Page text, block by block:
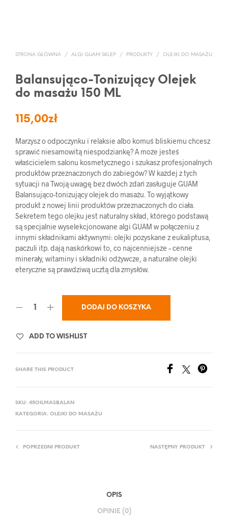
STRONA GŁÓWNA / ALGI GUAM SKLEP / PRODUKTY / OLEJKI DO MASAŻU
Balansująco-Tonizujący Olejek
do masażu 150 ML
115,00zł
Marzysz o odpoczynku i relaksie albo komuś bliskiemu chcesz
sprawić niesamowitą niespodziankę? A może jesteś
właścicielem salonu kosmetycznego i szukasz profesjonalnych
produktów przeznaczonych do zabiegów? W każdej z tych
sytuacji na Twoją uwagę bez dwóch zdań zasługuje GUAM
Balansująco-tonizujący olejek do masażu. To wyjątkowy
produkt z nowej linii produktów przeznaczonych do ciała.
Sekretem tego olejku jest naturalny skład, którego podstawą
są specjalnie wyselekcjonowane algi GUAM w połączeniu z
innymi składnikami aktywnymi: olejki pozyskane z eukaliptusa,
paczuli itp. dają naskórkowi to, co najcenniejsze – cenne
minerały, witaminy i składniki odżywcze, a naturalne olejki
eteryczne są prawdziwą ucztą dla zmysłów.
DODAJ DO KOSZYKA
ADD TO WISHLIST
SHARE THIS PRODUCT
SKU: 45OILMASBALAN
KATEGORIA: OLEJKI DO MASAŻU
POPRZEDNI PRODUKT NASTĘPNY PRODUKT
OPIS
OPINIE (0)